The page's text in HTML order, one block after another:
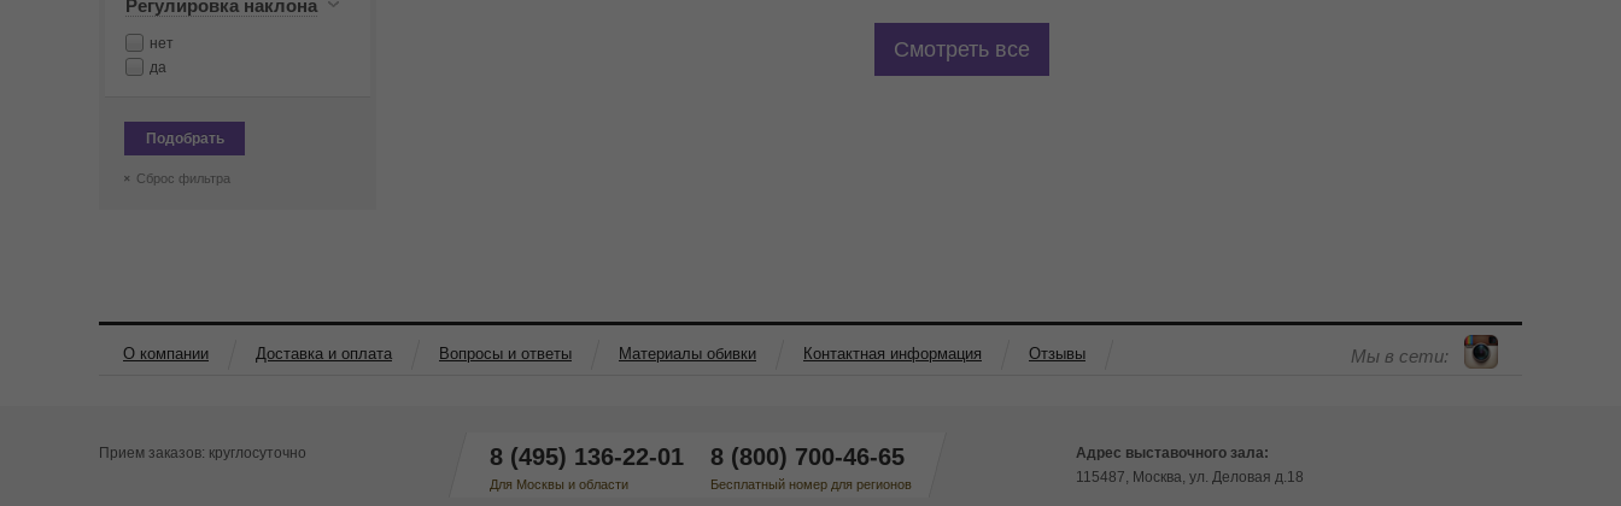
Регулировка наклона
нет
да
Подобрать
Сброс фильтра
Смотреть все
О компании Доставка и оплата Вопросы и ответы Материалы обивки Контактная информация Отзывы Мы в сети:
Прием заказов: круглосуточно 8 (495) 136-22-01
Для Москвы и области
8 (800) 700-46-65
Бесплатный номер для регионов
Адрес выставочного зала:
115487, Москва, ул. Деловая д.18